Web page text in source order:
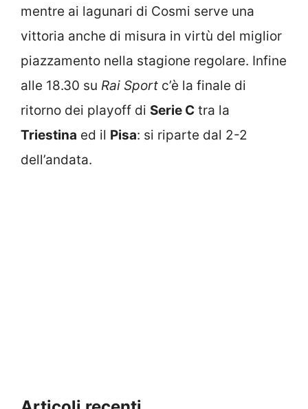
mentre ai lagunari di Cosmi serve una
vittoria anche di misura in virtù del miglior
piazzamento nella stagione regolare. Infine
alle 18.30 su Rai Sport c’è la finale di
ritorno dei playoff di Serie C tra la
Triestina ed il Pisa: si riparte dal 2-2
dell’andata.